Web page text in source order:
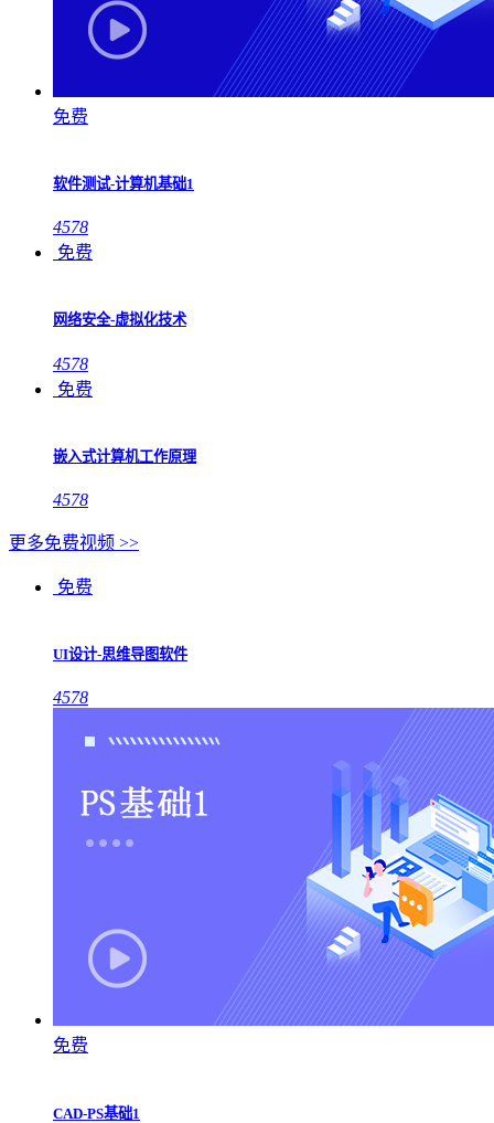
免费
软件测试-计算机基础1
4578
免费
网络安全-虚拟化技术
4578
免费
嵌入式计算机工作原理
4578
更多免费视频 >>
免费
UI设计-思维导图软件
4578
免费
CAD-PS基础1